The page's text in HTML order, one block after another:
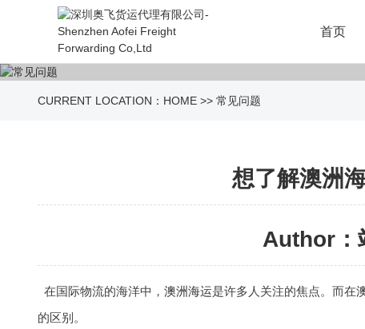
首页
CURRENT LOCATION： HOME >> 常见问题
想了解澳洲
Author：
在国际物流的海洋中， 澳洲海运是许多人关注的焦点。而在
的区别。